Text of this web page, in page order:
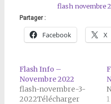
flash novembre
Partager :
Facebook X
Flash Info –
Novembre 2022
flash-novembre-3-
2022Télécharger